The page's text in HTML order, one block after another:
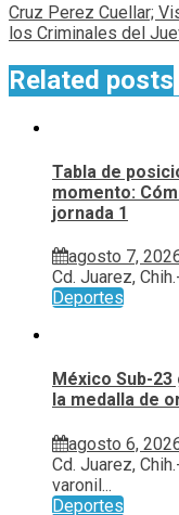
Cruz Perez Cuellar;
los Criminales del
Related posts
Tabla de
momento:
jornada 1
agosto 7,
Cd. Juarez,
Deportes
México Sub-
la medalla de
agosto 6,
Cd. Juarez,
varonil...
Deportes